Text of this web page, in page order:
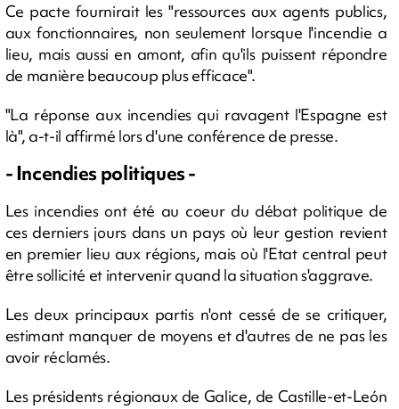
Ce pacte fournirait les "ressources aux agents publics,
aux fonctionnaires, non seulement lorsque l'incendie a
lieu, mais aussi en amont, afin qu'ils puissent répondre
de manière beaucoup plus efficace".
"La réponse aux incendies qui ravagent l'Espagne est
là", a-t-il affirmé lors d'une conférence de presse.
- Incendies politiques -
Les incendies ont été au coeur du débat politique de
ces derniers jours dans un pays où leur gestion revient
en premier lieu aux régions, mais où l'Etat central peut
être sollicité et intervenir quand la situation s'aggrave.
Les deux principaux partis n'ont cessé de se critiquer,
estimant manquer de moyens et d'autres de ne pas les
avoir réclamés.
Les présidents régionaux de Galice, de Castille-et-León